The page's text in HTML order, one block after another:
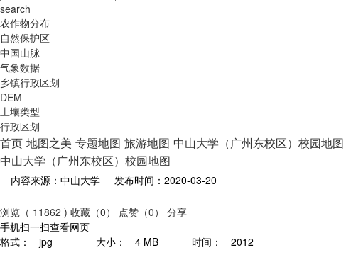
search
农作物分布
自然保护区
中国山脉
气象数据
乡镇行政区划
DEM
土壤类型
行政区划
首页 地图之美 专题地图 旅游地图 中山大学（广州东校区）校园地图
中山大学（广州东校区）校园地图
内容来源：中山大学 发布时间：2020-03-20
浏览（ 11862 ) 收藏（0） 点赞（0）
分享
手机扫一扫查看网页
格式：
jpg 大小： 4 MB 时间： 2012